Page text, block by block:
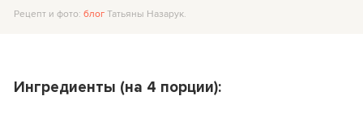
Рецепт и фото: блогТатьяны Назарук.
Ингредиенты (на 4 порции):